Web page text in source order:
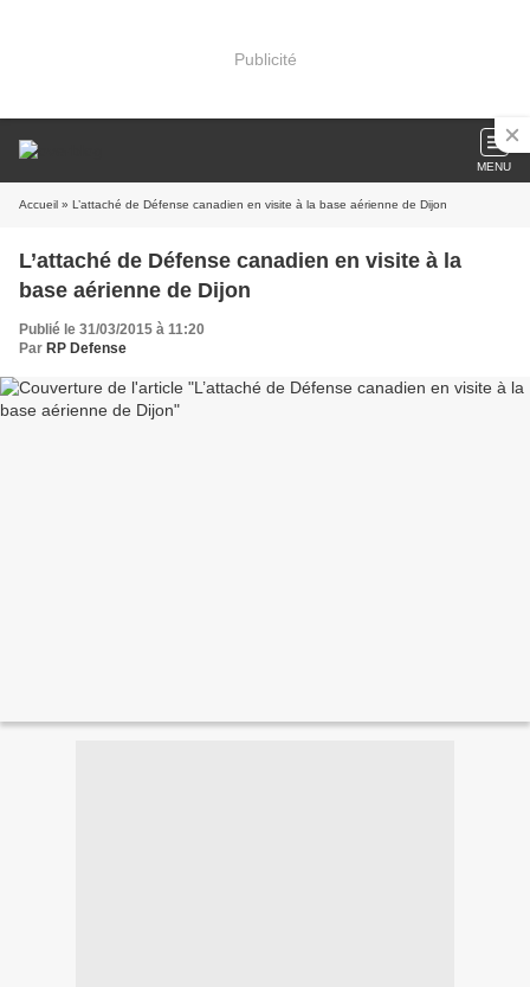
Publicité
MENU
Accueil » L’attaché de Défense canadien en visite à la base aérienne de Dijon
L’attaché de Défense canadien en visite à la
base aérienne de Dijon
Publié le 31/03/2015 à 11:20
Par RP Defense